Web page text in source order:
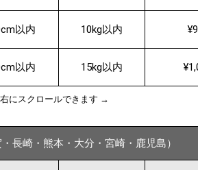
以内 10kg以内
以内 15kg以内
にスクロールできます →
長崎・熊本・大分・宮崎・鹿児島）